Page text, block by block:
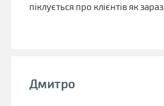
піклується про клієнтів як
Дмитро